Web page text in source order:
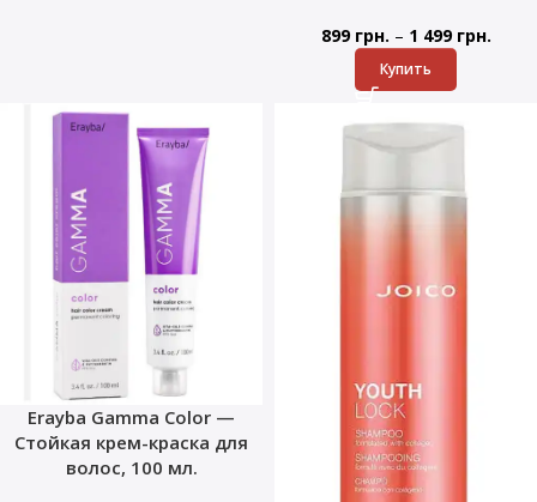
899 грн. – 1 499 грн.
Купить
Erayba Gamma Color —
Стойкая крем-краска для
волос, 100 мл.